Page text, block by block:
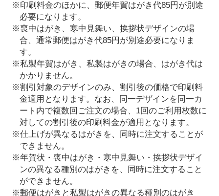
※印刷料金のほかに、郵便年賀はがき代85円が別途
必要になります。
※喪中はがき、寒中見舞い、挨拶状デザインの場
合、通常郵便はがき代85円が別途必要になりま
す。
※私製年賀はがき、私製はがきの場合、はがき代は
かかりません。
※割引対象のデザインのみ、割引後の価格で印刷料
金適用となります。なお、同一デザインを同一カ
ート内で複数回ご注文の場合、1回のご利用枚数に
対しての割引後の印刷料金が適用となります。
※仕上げが異なるはがきを、同時に注文することが
できません。
※年賀状・喪中はがき・寒中見舞い・挨拶状デザイ
ンの異なる種別のはがきを、同時に注文すること
ができません。
※郵便はがきと私製はがきの異なる種別のはがき